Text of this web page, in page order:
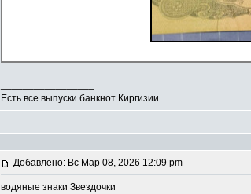
Есть все выпуски банкнот Киргизии
Добавлено: Вс Мар 08, 2026 12:09 pm
водяные знаки Звездочки